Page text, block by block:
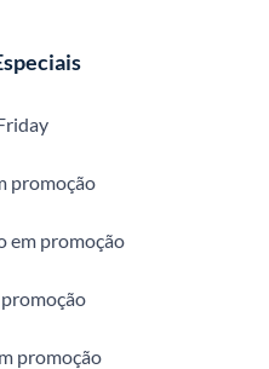
promoção
em promoção
promoção